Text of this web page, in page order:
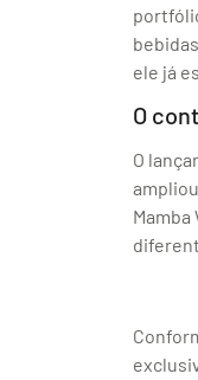
ele já
O
O